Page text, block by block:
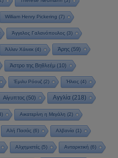
William Henry Pickering (7)
Άγγελος Γαλανόπουλος (3)
Άλλεν Χάινεκ (4) Άρης (59)
Άστρο της Βηθλεέμ (10)
Έμιλυ Ρόουζ(2) Ήλιος (4)
Αίγυπτος(50) Αγγλία(218)
Αικατερίνη η Μεγάλη (2)
Αλή Πασάς (6) Αλβανία(1)
Αλχημιστές (5) Ανταρκτική (6)